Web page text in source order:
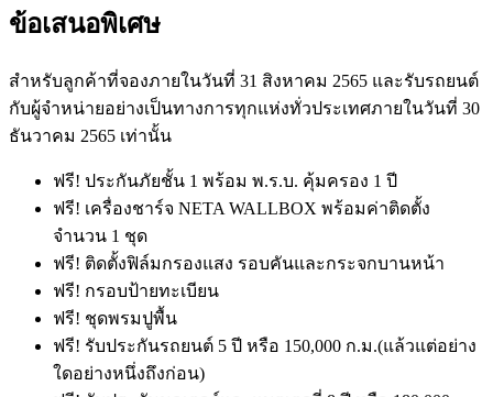
ข้อเสนอพิเศษ
สำหรับลูกค้าที่จองภายในวันที่ 31 สิงหาคม 2565 และรับรถยนต์
กับผู้จำหน่ายอย่างเป็นทางการทุกแห่งทั่วประเทศภายในวันที่ 30
ธันวาคม 2565 เท่านั้น
ฟรี! ประกันภัยชั้น 1 พร้อม พ.ร.บ. คุ้มครอง 1 ปี
ฟรี! เครื่องชาร์จ NETA WALLBOX พร้อมค่าติดตั้ง
จำนวน 1 ชุด
ฟรี! ติดตั้งฟิล์มกรองแสง รอบคันและกระจกบานหน้า
ฟรี! กรอบป้ายทะเบียน
ฟรี! ชุดพรมปูพื้น
ฟรี! รับประกันรถยนต์ 5 ปี หรือ 150,000 ก.ม.(แล้วแต่อย่าง
ใดอย่างหนึ่งถึงก่อน)